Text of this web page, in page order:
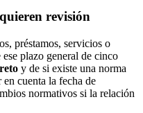
revisión
préstamos, servicios o
plazo general de cinco
y de si existe una norma
cuenta la fecha de
normativos si la relación